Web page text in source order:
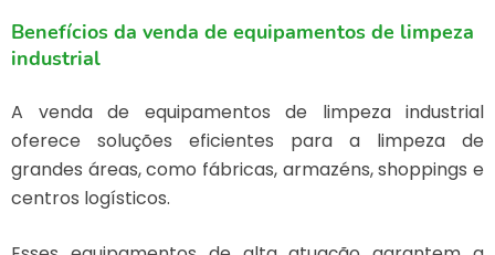
Benefícios da venda de equipamentos de limpeza
industrial
A venda de equipamentos de limpeza industrial
oferece soluções eficientes para a limpeza de
grandes áreas, como fábricas, armazéns, shoppings e
centros logísticos.